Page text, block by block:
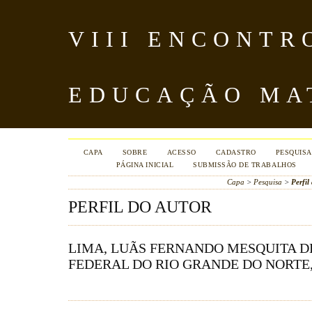
VIII
EDUCAÇÃO
CAPA SOBRE ACESSO CADASTRO
PESQUISA
PÁGINA INICIAL
SUBMISSÃO DE TRABALHOS
Capa > Pesquisa > Perfil
PERFIL DO AUTOR
LIMA, LUÃ­S FERNANDO MESQUITA
FEDERAL DO RIO GRANDE DO